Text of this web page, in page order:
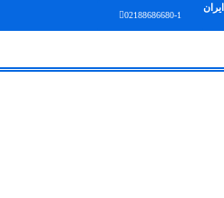
02188686680-1